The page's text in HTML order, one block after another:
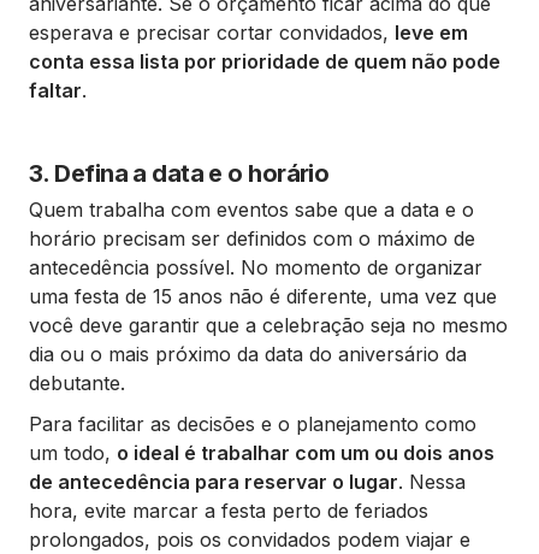
esperava e precisar cortar convidados, leve em
conta essa lista por prioridade de quem não pode
faltar.
3. Defina a data e o horário
Quem trabalha com eventos sabe que a data e o
horário precisam ser definidos com o máximo de
antecedência possível. No momento de organizar
uma festa de 15 anos não é diferente, uma vez que
você deve garantir que a celebração seja no mesmo
dia ou o mais próximo da data do aniversário da
debutante.
Para facilitar as decisões e o planejamento como
um todo, o ideal é trabalhar com um ou dois anos
de antecedência para reservar o lugar. Nessa
hora, evite marcar a festa perto de feriados
prolongados, pois os convidados podem viajar e